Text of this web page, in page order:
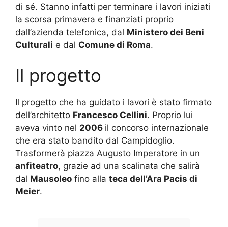
di sé. Stanno infatti per terminare i lavori iniziati
la scorsa primavera e finanziati proprio
dall’azienda telefonica, dal Ministero dei Beni
Culturali e dal Comune di Roma.
Il progetto
Il progetto che ha guidato i lavori è stato firmato
dell’architetto Francesco Cellini. Proprio lui
aveva vinto nel 2006 il concorso internazionale
che era stato bandito dal Campidoglio.
Trasformerà piazza Augusto Imperatore in un
anfiteatro, grazie ad una scalinata che salirà
dal Mausoleo fino alla teca dell’Ara Pacis di
Meier.